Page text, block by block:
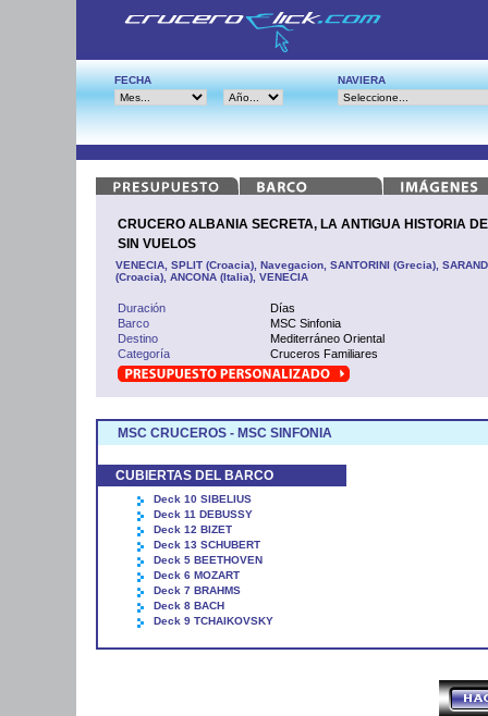
FECHA NAVIERA
CRUCERO ALBANIA SECRETA, LA ANTIGUA HISTORIA
SIN VUELOS
VENECIA, SPLIT (Croacia), Navegacion, SANTORINI (Grecia),
(Croacia), ANCONA (Italia), VENECIA
Duración
Días
Barco
MSC Sinfonia
Destino
Mediterráneo Oriental
Categoría
Cruceros Familiares
MSC CRUCEROS - MSC SINFONIA
CUBIERTAS DEL BARCO
Deck 10 SIBELIUS
Deck 11 DEBUSSY
Deck 12 BIZET
Deck 13 SCHUBERT
Deck 5 BEETHOVEN
Deck 6 MOZART
Deck 7 BRAHMS
Deck 8 BACH
Deck 9 TCHAIKOVSKY